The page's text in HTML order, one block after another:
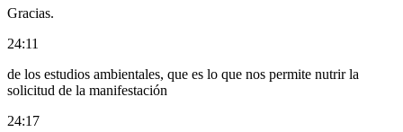
Gracias.
24:11
de los estudios ambientales, que es lo que nos permite nutrir la
solicitud de la manifestación
24:17